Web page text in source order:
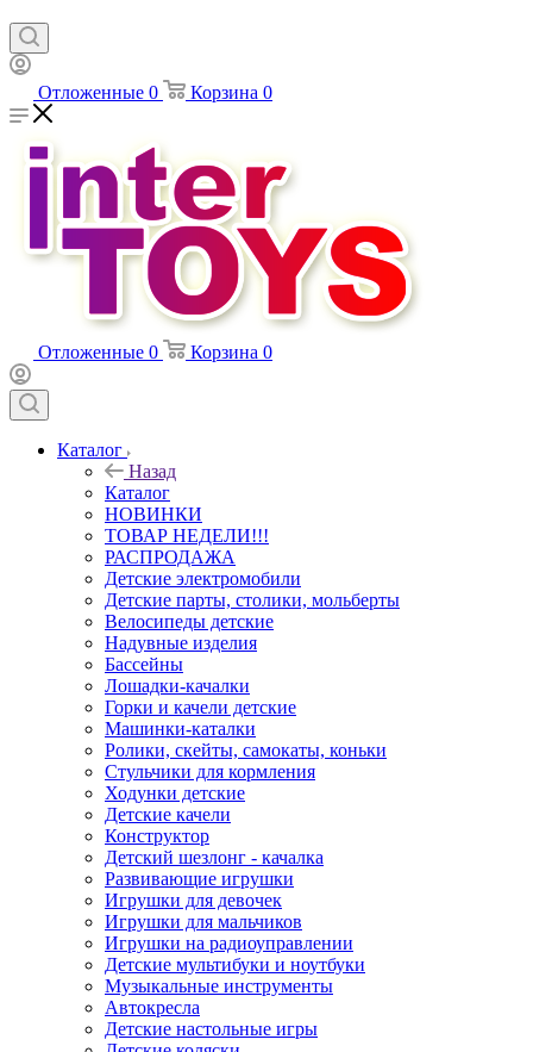
Отложенные 0 Корзина 0
Отложенные 0 Корзина 0
Каталог
Назад
Каталог
НОВИНКИ
ТОВАР НЕДЕЛИ!!!
РАСПРОДАЖА
Детские электромобили
Детские парты, столики, мольберты
Велосипеды детские
Надувные изделия
Бассейны
Лошадки-качалки
Горки и качели детские
Машинки-каталки
Ролики, скейты, самокаты, коньки
Стульчики для кормления
Ходунки детские
Детские качели
Конструктор
Детский шезлонг - качалка
Развивающие игрушки
Игрушки для девочек
Игрушки для мальчиков
Игрушки на радиоуправлении
Детские мультибуки и ноутбуки
Музыкальные инструменты
Автокресла
Детские настольные игры